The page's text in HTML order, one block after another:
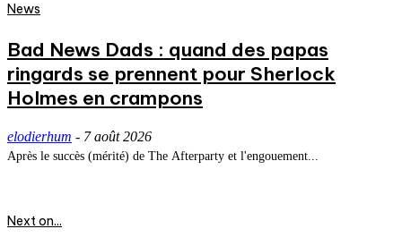
News
Bad News Dads : quand des papas
ringards se prennent pour Sherlock
Holmes en crampons
elodierhum - 7 août 2026
Après le succès (mérité) de The Afterparty et l'engouement...
Next on...